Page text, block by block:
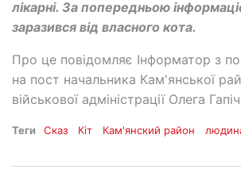
лікарні. За попередньою
заразився від власного кота.
Про це повідомляє Інформатор з
на пост начальника Кам'янської
військової адміністрації Олега
Теги Сказ Кіт Кам'янский район